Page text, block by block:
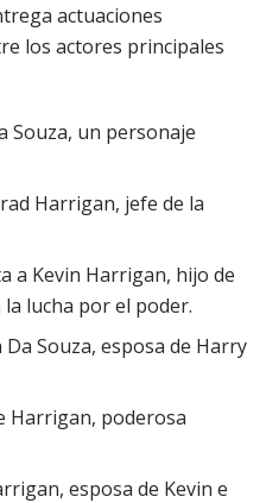
actuaciones
los actores principales
Souza, un personaje
Harrigan, jefe de la
a Kevin Harrigan, hijo de
lucha por el poder.
Souza, esposa de Harry
Harrigan, poderosa
esposa de Kevin e